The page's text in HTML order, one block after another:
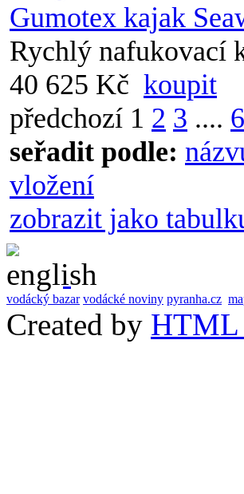
Gumotex kajak
Rychlý nafukovací
40 625 Kč koupit
předchozí 1 2 3 ....
seřadit podle:
vložení
zobrazit jako
vodácký bazar vodácké noviny pyranha.cz
Created by HTML